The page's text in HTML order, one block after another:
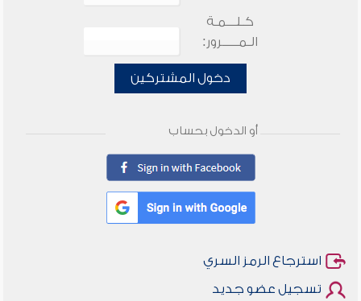
كـلـــمـة
الـمـــــرور:
دخول المشتركين
أو الدخول بحساب
استرجاع الرمز السري
تسجيل عضو جديد